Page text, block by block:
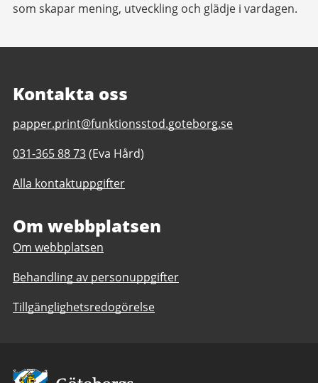
som skapar mening, utveckling och glädje i vardagen.
Kontakta oss
E-
till
Papper
och
daglig
verksamhet
Stad
papper.print@funktionsstod.goteborg.se
Telefonnummer
Papper
Print
verksamhet
Göteborgs
031-365 88 73(Eva Hård)
Alla kontaktuppgifter
Om webbplatsen
Om webbplatsen
Behandling av personuppgifter
Tillgänglighetsredogörelse
Avsändare: